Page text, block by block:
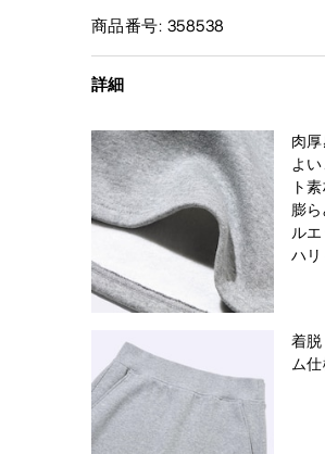
商品番号: 358538
詳細
肉
よ
ト
膨
ル
ハリ
着
ム仕